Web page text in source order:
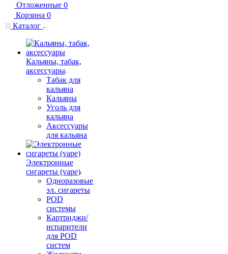
Отложенные 0
Корзина 0
Каталог
Кальяны, табак,
аксессуары
Табак для
кальяна
Кальяны
Уголь для
кальяна
Аксессуары
для кальяна
Электронные
сигареты (vape)
Одноразовые
эл. сигареты
POD
системы
Картриджи/
испарители
для POD
систем